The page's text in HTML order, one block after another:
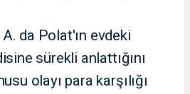
da Polat'ın evdeki
sürekli anlattığını
olayı para karşılığı